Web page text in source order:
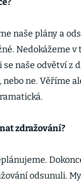
naše plány a
Nedokážeme
naše odvětví z
ne. Věříme
zdražování?
odsunuli.